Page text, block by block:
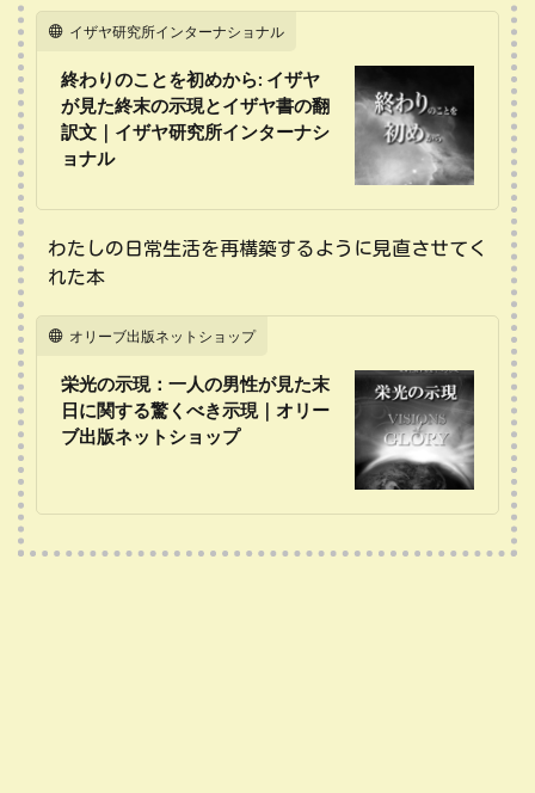
イザヤ研究所インターナショナル
終わりのことを初めから: イザヤ
が見た終末の示現とイザヤ書の翻
訳文｜イザヤ研究所インターナシ
ョナル
わたしの日常生活を再構築するように見直させてく
れた本
オリーブ出版ネットショップ
栄光の示現：一人の男性が見た末
日に関する驚くべき示現｜オリー
ブ出版ネットショップ